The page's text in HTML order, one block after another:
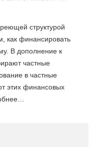
структурой
как финансировать
В дополнение к
частные
в частные
этих финансовых